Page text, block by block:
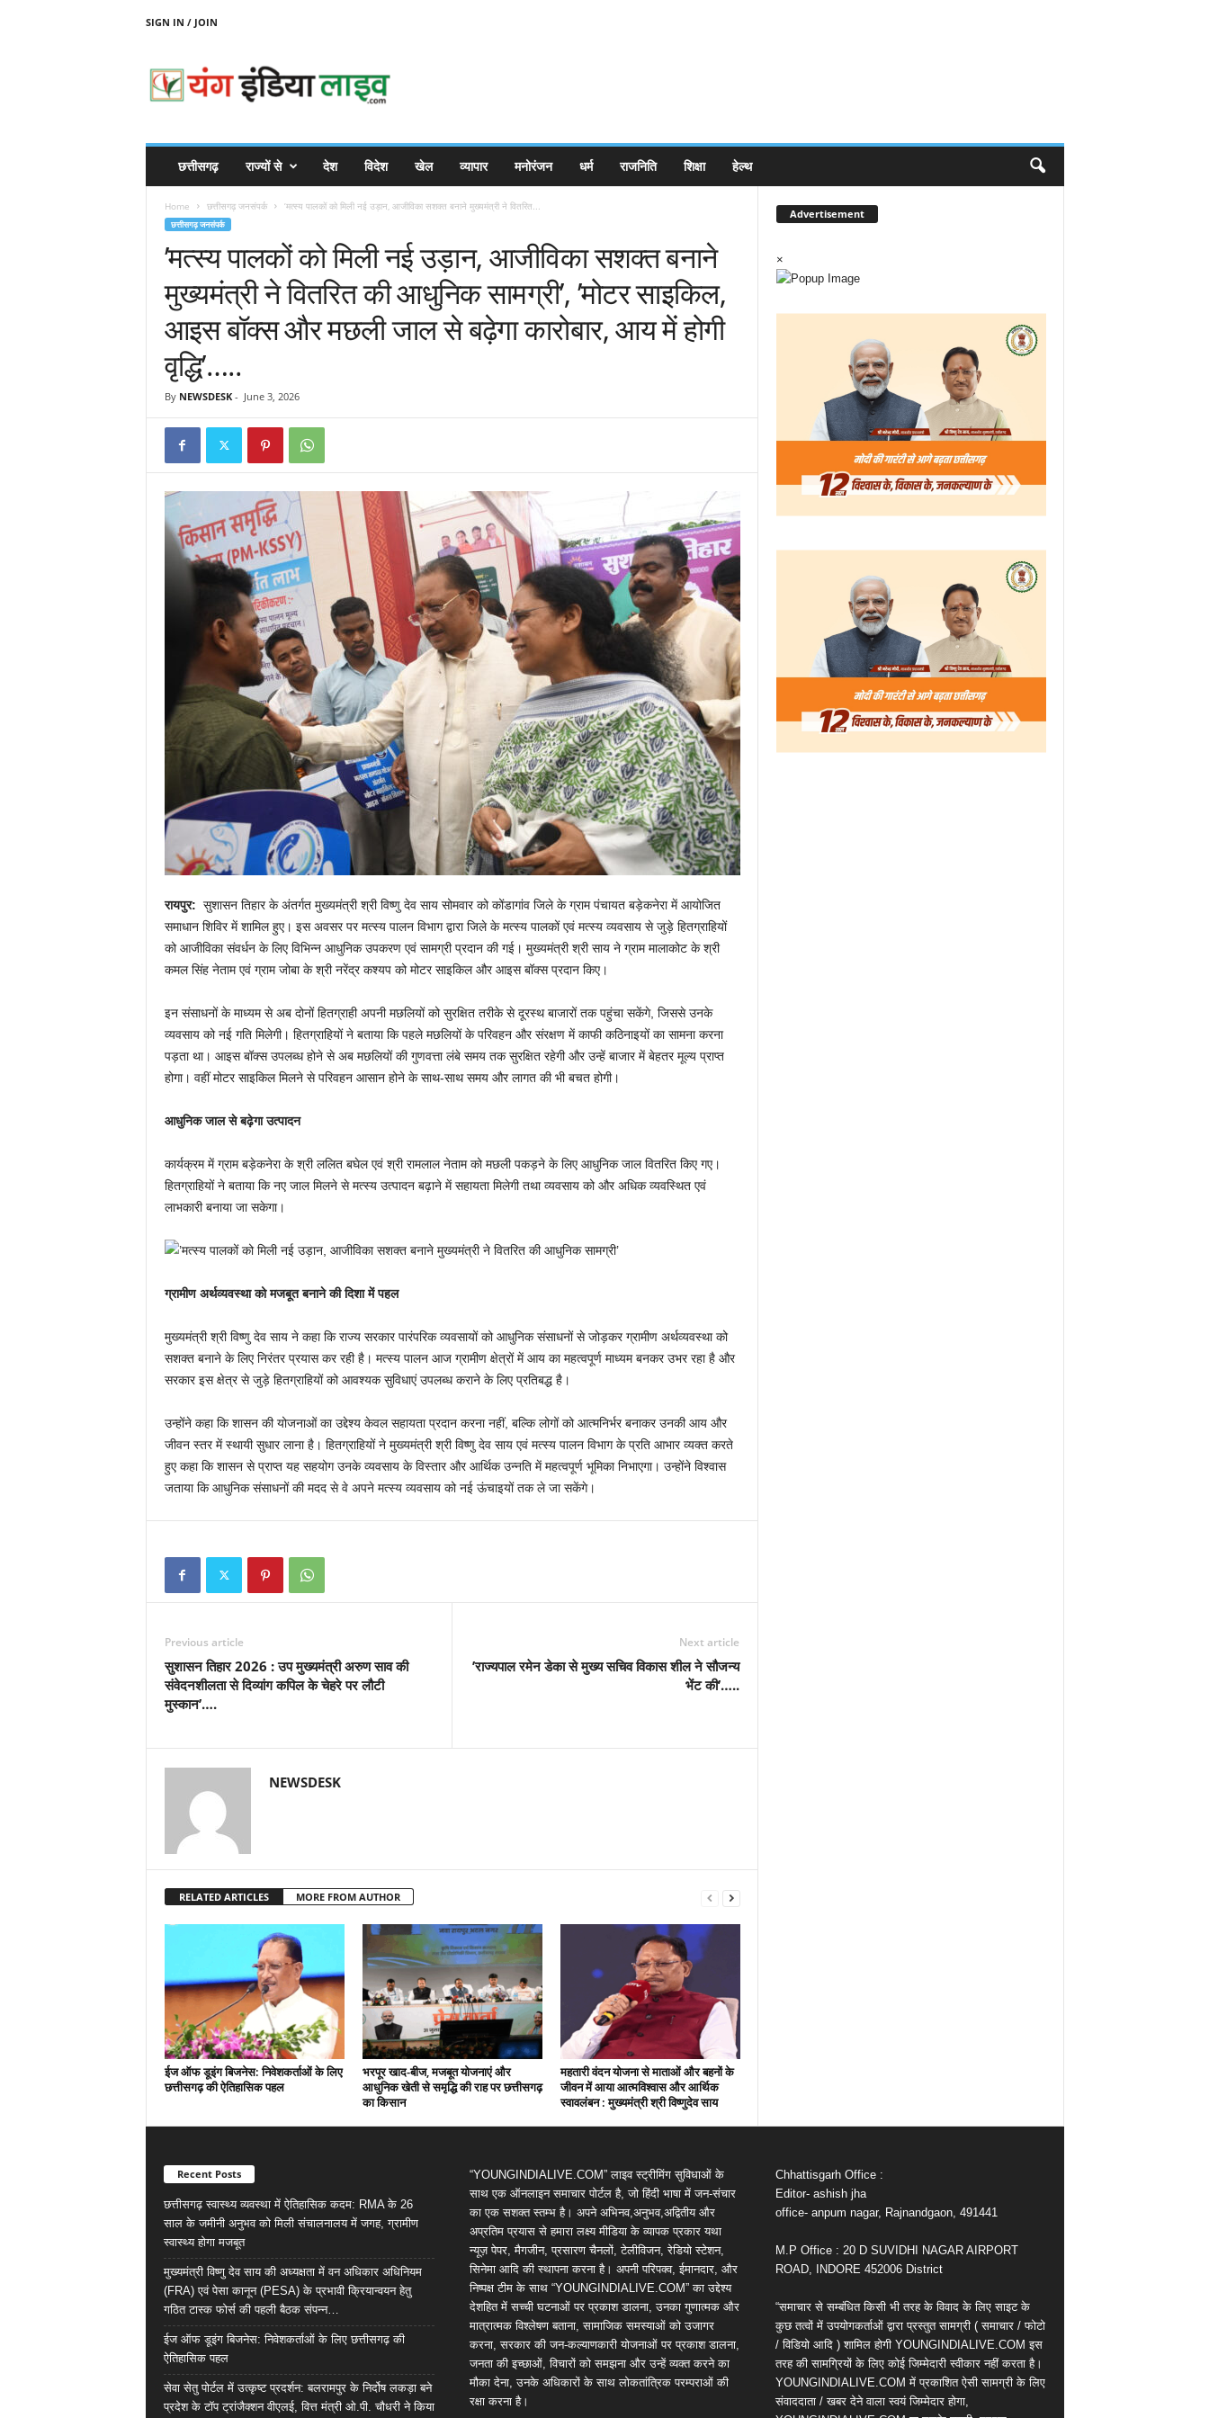
SIGN IN / JOIN
N
छत्तीसगढ़ राज्यों से देश विदेश खेल व्यापार मनोरंजन धर्म राजनिति शिक्षा हेल्थ
Home छत्तीसगढ़ जनसंपर्क ’मत्स्य पालकों को मिली नई उड़ान, आजीविका सशक्त बनाने मुख्यमंत्री ने वितरित...
छत्तीसगढ़ जनसंपर्क
’मत्स्य पालकों को मिली नई उड़ान, आजीविका सशक्त बनाने
मुख्यमंत्री ने वितरित की आधुनिक सामग्री’, ’मोटर साइकिल,
आइस बॉक्स और मछली जाल से बढ़ेगा कारोबार, आय में होगी
वृद्धि’…..
By NEWSDESK- June 3, 2026
रायपुर: सुशासन तिहार के अंतर्गत मुख्यमंत्री श्री विष्णु देव साय सोमवार को कोंडागांव जिले के ग्राम पंचायत बड़ेकनेरा में आयोजित
समाधान शिविर में शामिल हुए। इस अवसर पर मत्स्य पालन विभाग द्वारा जिले के मत्स्य पालकों एवं मत्स्य व्यवसाय से जुड़े हितग्राहियों
को आजीविका संवर्धन के लिए विभिन्न आधुनिक उपकरण एवं सामग्री प्रदान की गई। मुख्यमंत्री श्री साय ने ग्राम मालाकोट के श्री
कमल सिंह नेताम एवं ग्राम जोबा के श्री नरेंद्र कश्यप को मोटर साइकिल और आइस बॉक्स प्रदान किए।
इन संसाधनों के माध्यम से अब दोनों हितग्राही अपनी मछलियों को सुरक्षित तरीके से दूरस्थ बाजारों तक पहुंचा सकेंगे, जिससे उनके
व्यवसाय को नई गति मिलेगी। हितग्राहियों ने बताया कि पहले मछलियों के परिवहन और संरक्षण में काफी कठिनाइयों का सामना करना
पड़ता था। आइस बॉक्स उपलब्ध होने से अब मछलियों की गुणवत्ता लंबे समय तक सुरक्षित रहेगी और उन्हें बाजार में बेहतर मूल्य प्राप्त
होगा। वहीं मोटर साइकिल मिलने से परिवहन आसान होने के साथ-साथ समय और लागत की भी बचत होगी।
आधुनिक जाल से बढ़ेगा उत्पादन
कार्यक्रम में ग्राम बड़ेकनेरा के श्री ललित बघेल एवं श्री रामलाल नेताम को मछली पकड़ने के लिए आधुनिक जाल वितरित किए गए।
हितग्राहियों ने बताया कि नए जाल मिलने से मत्स्य उत्पादन बढ़ाने में सहायता मिलेगी तथा व्यवसाय को और अधिक व्यवस्थित एवं
लाभकारी बनाया जा सकेगा।
ग्रामीण अर्थव्यवस्था को मजबूत बनाने की दिशा में पहल
मुख्यमंत्री श्री विष्णु देव साय ने कहा कि राज्य सरकार पारंपरिक व्यवसायों को आधुनिक संसाधनों से जोड़कर ग्रामीण अर्थव्यवस्था को
सशक्त बनाने के लिए निरंतर प्रयास कर रही है। मत्स्य पालन आज ग्रामीण क्षेत्रों में आय का महत्वपूर्ण माध्यम बनकर उभर रहा है और
सरकार इस क्षेत्र से जुड़े हितग्राहियों को आवश्यक सुविधाएं उपलब्ध कराने के लिए प्रतिबद्ध है।
उन्होंने कहा कि शासन की योजनाओं का उद्देश्य केवल सहायता प्रदान करना नहीं, बल्कि लोगों को आत्मनिर्भर बनाकर उनकी आय और
जीवन स्तर में स्थायी सुधार लाना है। हितग्राहियों ने मुख्यमंत्री श्री विष्णु देव साय एवं मत्स्य पालन विभाग के प्रति आभार व्यक्त करते
हुए कहा कि शासन से प्राप्त यह सहयोग उनके व्यवसाय के विस्तार और आर्थिक उन्नति में महत्वपूर्ण भूमिका निभाएगा। उन्होंने विश्वास
जताया कि आधुनिक संसाधनों की मदद से वे अपने मत्स्य व्यवसाय को नई ऊंचाइयों तक ले जा सकेंगे।
Previous article
सुशासन तिहार 2026 : उप मुख्यमंत्री अरुण साव की
संवेदनशीलता से दिव्यांग कपिल के चेहरे पर लौटी
मुस्कान’….
Next article
’राज्यपाल रमेन डेका से मुख्य सचिव विकास शील ने सौजन्य
भेंट की’…..
NEWSDESK
RELATED ARTICLES MORE FROM AUTHOR
ईज ऑफ डूइंग बिजनेस: निवेशकर्ताओं के लिए
छत्तीसगढ़ की ऐतिहासिक पहल
भरपूर खाद-बीज, मजबूत योजनाएं और
आधुनिक खेती से समृद्धि की राह पर छत्तीसगढ़
का किसान
महतारी वंदन योजना से माताओं और बहनों के
जीवन में आया आत्मविश्वास और आर्थिक
स्वावलंबन : मुख्यमंत्री श्री विष्णुदेव साय
Advertisement
×
Recent Posts
छत्तीसगढ़ स्वास्थ्य व्यवस्था में ऐतिहासिक कदम: RMA के 26
साल के जमीनी अनुभव को मिली संचालनालय में जगह, ग्रामीण
स्वास्थ्य होगा मजबूत
मुख्यमंत्री विष्णु देव साय की अध्यक्षता में वन अधिकार अधिनियम
(FRA) एवं पेसा कानून (PESA) के प्रभावी क्रियान्वयन हेतु
गठित टास्क फोर्स की पहली बैठक संपन्न…
ईज ऑफ डूइंग बिजनेस: निवेशकर्ताओं के लिए छत्तीसगढ़ की
ऐतिहासिक पहल
सेवा सेतु पोर्टल में उत्कृष्ट प्रदर्शन: बलरामपुर के निर्दोष लकड़ा बने
प्रदेश के टॉप ट्रांजैक्शन वीएलई, वित्त मंत्री ओ.पी. चौधरी ने किया
“YOUNGINDIALIVE.COM” लाइव स्ट्रीमिंग सुविधाओं के
साथ एक ऑनलाइन समाचार पोर्टल है, जो हिंदी भाषा में जन-संचार
का एक सशक्त स्तम्भ है। अपने अभिनव,अनुभव,अद्वितीय और
अप्रतिम प्रयास से हमारा लक्ष्य मीडिया के व्यापक प्रकार यथा
न्यूज़ पेपर, मैगजीन, प्रसारण चैनलों, टेलीविजन, रेडियो स्टेशन,
सिनेमा आदि की स्थापना करना है। अपनी परिपक्व, ईमानदार, और
निष्पक्ष टीम के साथ “YOUNGINDIALIVE.COM” का उद्देश्य
देशहित में सच्ची घटनाओं पर प्रकाश डालना, उनका गुणात्मक और
मात्रात्मक विश्लेषण बताना, सामाजिक समस्याओं को उजागर
करना, सरकार की जन-कल्याणकारी योजनाओं पर प्रकाश डालना,
जनता की इच्छाओं, विचारों को समझना और उन्हें व्यक्त करने का
मौका देना, उनके अधिकारों के साथ लोकतांत्रिक परम्पराओं की
रक्षा करना है।
Chhattisgarh Office :
Editor- ashish jha
office- anpum nagar, Rajnandgaon, 491441
M.P Office : 20 D SUVIDHI NAGAR AIRPORT
ROAD, INDORE 452006 District
“समाचार से सम्बंधित किसी भी तरह के विवाद के लिए साइट के
कुछ तत्वों में उपयोगकर्ताओं द्वारा प्रस्तुत सामग्री ( समाचार / फोटो
/ विडियो आदि ) शामिल होगी YOUNGINDIALIVE.COM इस
तरह की सामग्रियों के लिए कोई जिम्मेदारी स्वीकार नहीं करता है।
YOUNGINDIALIVE.COM में प्रकाशित ऐसी सामग्री के लिए
संवाददाता / खबर देने वाला स्वयं जिम्मेदार होगा,